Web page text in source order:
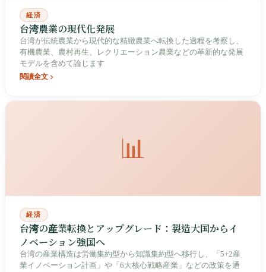
経済
台湾農業の現代化発展
台湾が伝統農業から現代的な精緻農業へ転換した過程を考察し、
有機農業、農村再生、レクリエーション農業などの革新的な発展
モデルを含めて論じます
閱讀全文
📊
経済
台湾の産業転換とアップグレード：製造大国からイ
ノベーション強国へ
台湾の産業構造は労働集約型から知識集約型へ移行し、「5+2産
業イノベーション計画」や「6大核心戦略産業」などの政策を通